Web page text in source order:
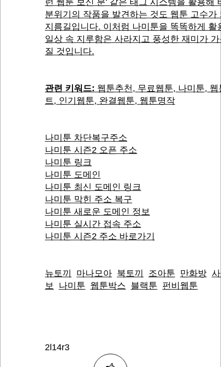
런 웹툰 보신 분' 같은 태그 시스템을 활용해
분위기의 작품을 발견하는 것도 웹툰 고수가
지름길입니다. 이처럼 나미툰을 똑똑하게 활
일상 속 지루함은 사라지고 풍성한 재미가
질 것입니다.
관련 키워드: 웹툰추천, 무료웹툰, 나미툰, 웹
트, 인기웹툰, 완결웹툰, 웹툰명작
나미툰 차단복구주소
나미툰 시즌2 오픈 주소
나미툰 링크
나미툰 도메인
나미툰 최신 도메인 링크
나미툰 막힌 주소 복구
나미툰 새로운 도메인 정보
나미툰 실시간 접속 주소
나미툰 시즌2 주소 바로가기
뉴토끼 마나모아 북토끼 조아툰 만화방
보
나미툰 웹툰박스 블랙툰 펀비웹툰
2l14r3